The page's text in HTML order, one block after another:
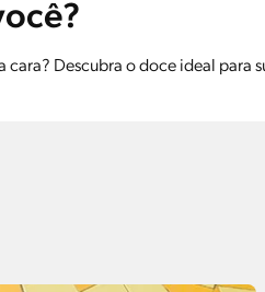
cara? Descubra o doce ideal para